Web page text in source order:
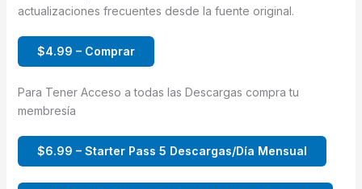
actualizaciones frecuentes desde la fuente original.
$4.99 – Comprar
Para Tener Acceso a todas las Descargas compra tu
membresía
$6.99 – Starter Pass 5 Descargas/Día Mensual